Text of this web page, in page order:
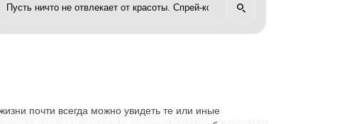
почти всегда можно увидеть те или иные